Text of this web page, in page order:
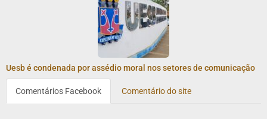
Uesb é condenada por assédio moral nos setores de comunicação
Comentários Facebook Comentário do site